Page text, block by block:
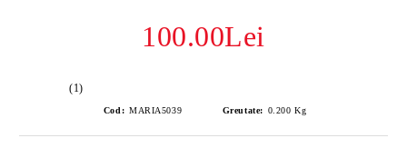
100.00Lei
(1)
Cod: MARIA5039 Greutate: 0.200 Kg